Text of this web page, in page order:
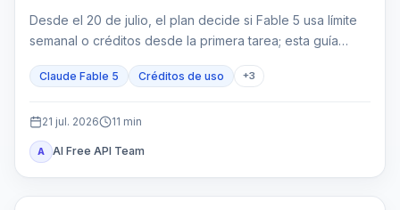
Desde el 20 de julio, el plan decide si Fable 5 usa límite
semanal o créditos desde la primera tarea; esta guía
Claude Fable 5 Créditos de uso +3
21 jul. 2026 11 min
A AI Free API Team